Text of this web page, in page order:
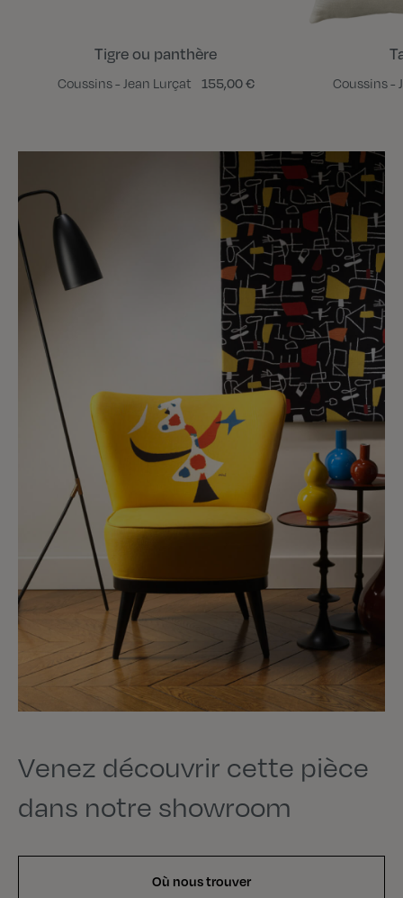
Tigre ou panthère
Coussins - Jean Lurçat 155,00 € Coussins -
Venez découvrir cette pièce
dans notre showroom
Où nous trouver